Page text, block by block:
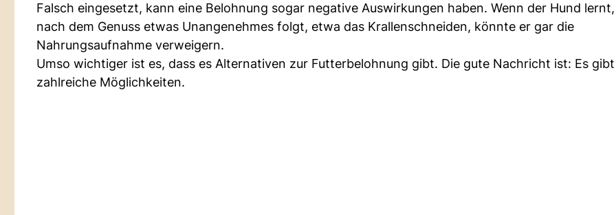
Falsch eingesetzt, kann eine Belohnung sogar negative Auswirkungen haben. Wenn der Hund
nach dem Genuss etwas Unangenehmes folgt, etwa das Krallenschneiden, könnte er gar die
Nahrungsaufnahme verweigern.
Umso wichtiger ist es, dass es Alternativen zur Futterbelohnung gibt. Die gute Nachricht ist: Es gibt
zahlreiche Möglichkeiten.